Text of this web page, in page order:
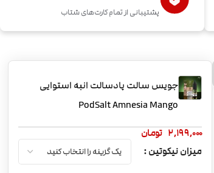
پشتیبانی از تمام کارت‌های شتاب
جویس سالت پادسالت انبه استوایی
PodSalt Amnesia Mango
2,199,000 تومان
میزان نیکوتین